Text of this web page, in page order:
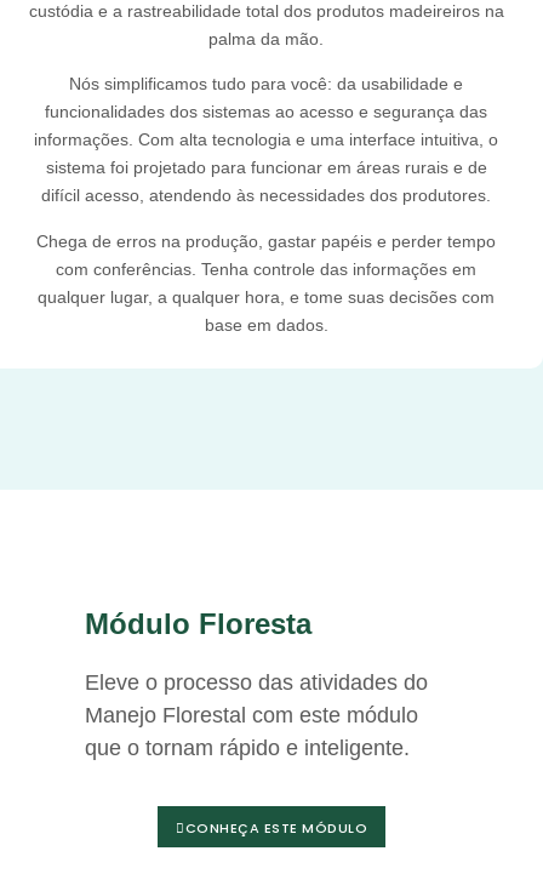
custódia e a rastreabilidade total dos produtos madeireiros na
palma da mão.
Nós simplificamos tudo para você: da usabilidade e
funcionalidades dos sistemas ao acesso e segurança das
informações. Com alta tecnologia e uma interface intuitiva, o
sistema foi projetado para funcionar em áreas rurais e de
difícil acesso, atendendo às necessidades dos produtores.
Chega de erros na produção, gastar papéis e perder tempo
com conferências. Tenha controle das informações em
qualquer lugar, a qualquer hora, e tome suas decisões com
base em dados.
Módulo Floresta
Eleve o processo das atividades do
Manejo Florestal com este módulo
que o tornam rápido e inteligente.
CONHEÇA ESTE MÓDULO